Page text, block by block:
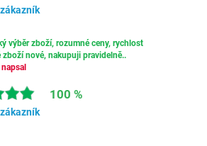
výběr zboží, rozumné ceny, rychlost
zboží nové, nakupuji pravidelně..
100 %